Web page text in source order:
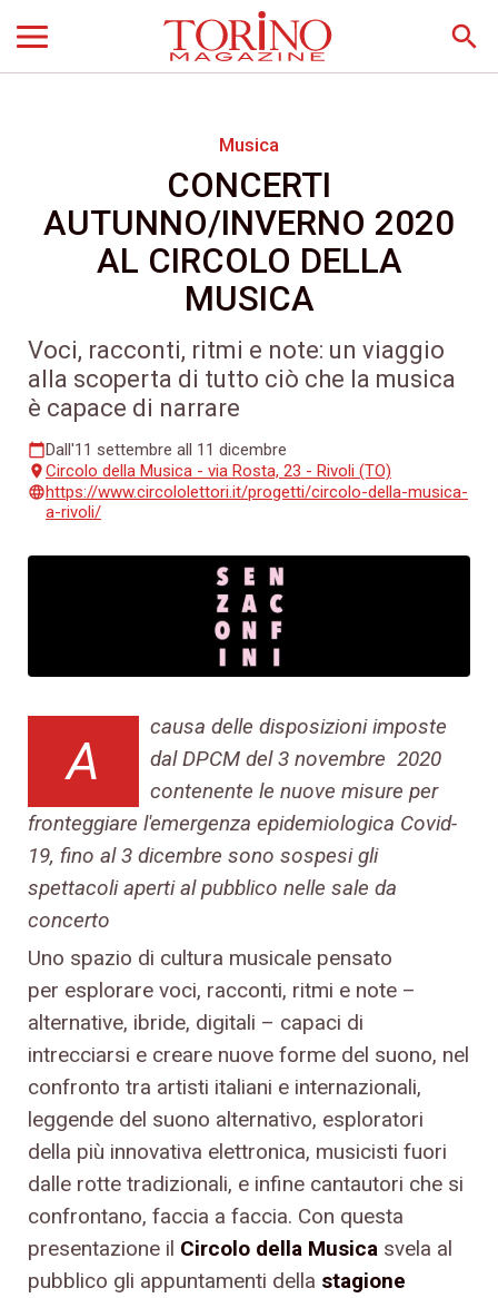
search
Musica
CONCERTI
AUTUNNO/INVERNO 2020
AL CIRCOLO DELLA
MUSICA
Voci, racconti, ritmi e note: un viaggio
alla scoperta di tutto ciò che la musica
è capace di narrare
calendar_todayDall'11 settembre all 11 dicembre
placeCircolo della Musica - via Rosta, 23 - Rivoli (TO)
languagehttps://www.circololettori.it/progetti/circolo-della-musica-
a-rivoli/
A
causa delle disposizioni imposte
dal DPCM del 3 novembre 2020
contenente le nuove misure per
fronteggiare l'emergenza epidemiologica Covid-
19, fino al 3 dicembre sono sospesi gli
spettacoli aperti al pubblico nelle sale da
concerto
Uno spazio di cultura musicale pensato
per esplorare voci, racconti, ritmi e note –
alternative, ibride, digitali – capaci di
intrecciarsi e creare nuove forme del suono, nel
confronto tra artisti italiani e internazionali,
leggende del suono alternativo, esploratori
della più innovativa elettronica, musicisti fuori
dalle rotte tradizionali, e infine cantautori che si
confrontano, faccia a faccia. Con questa
presentazione il Circolo della Musica svela al
pubblico gli appuntamenti della stagione